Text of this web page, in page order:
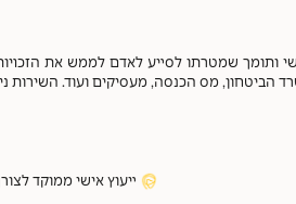
ותומך שמטרתו לסייע לאדם לממש את
הביטחון, מס הכנסה, מעסיקים ועוד. השירות
ייעוץ אישי ממוקד